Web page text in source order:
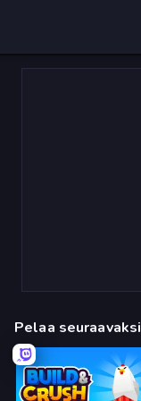
Pelaa seuraavaksi